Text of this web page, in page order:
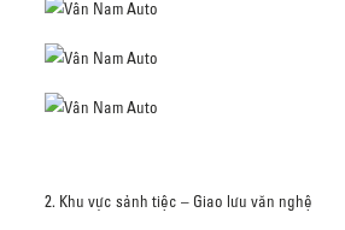
2. Khu vực sảnh tiệc – Giao lưu văn nghệ